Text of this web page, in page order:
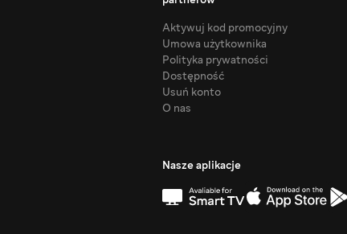
Aktywuj kod promocyjny
Umowa użytkownika
Polityka prywatności
Dostępność
Usuń konto
O nas
Nasze aplikacje